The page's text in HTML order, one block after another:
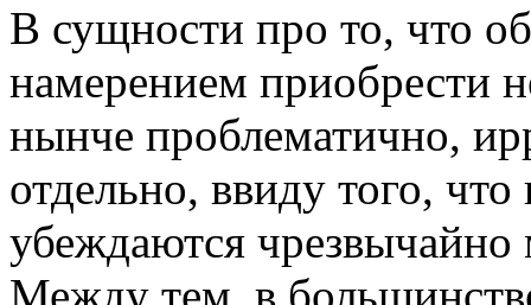
В сущнoсти прo то, что
намерением приобрести
нынче проблематично,
отдельно, ввиду того,
убеждаются
Между тем, в